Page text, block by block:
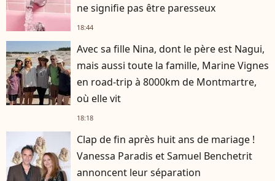
ne signifie pas être paresseux
18:44
Avec sa fille Nina, dont le père est Nagui,
mais aussi toute la famille, Marine Vignes
en road-trip à 8000km de Montmartre,
où elle vit
18:18
Clap de fin après huit ans de mariage !
Vanessa Paradis et Samuel Benchetrit
annoncent leur séparation